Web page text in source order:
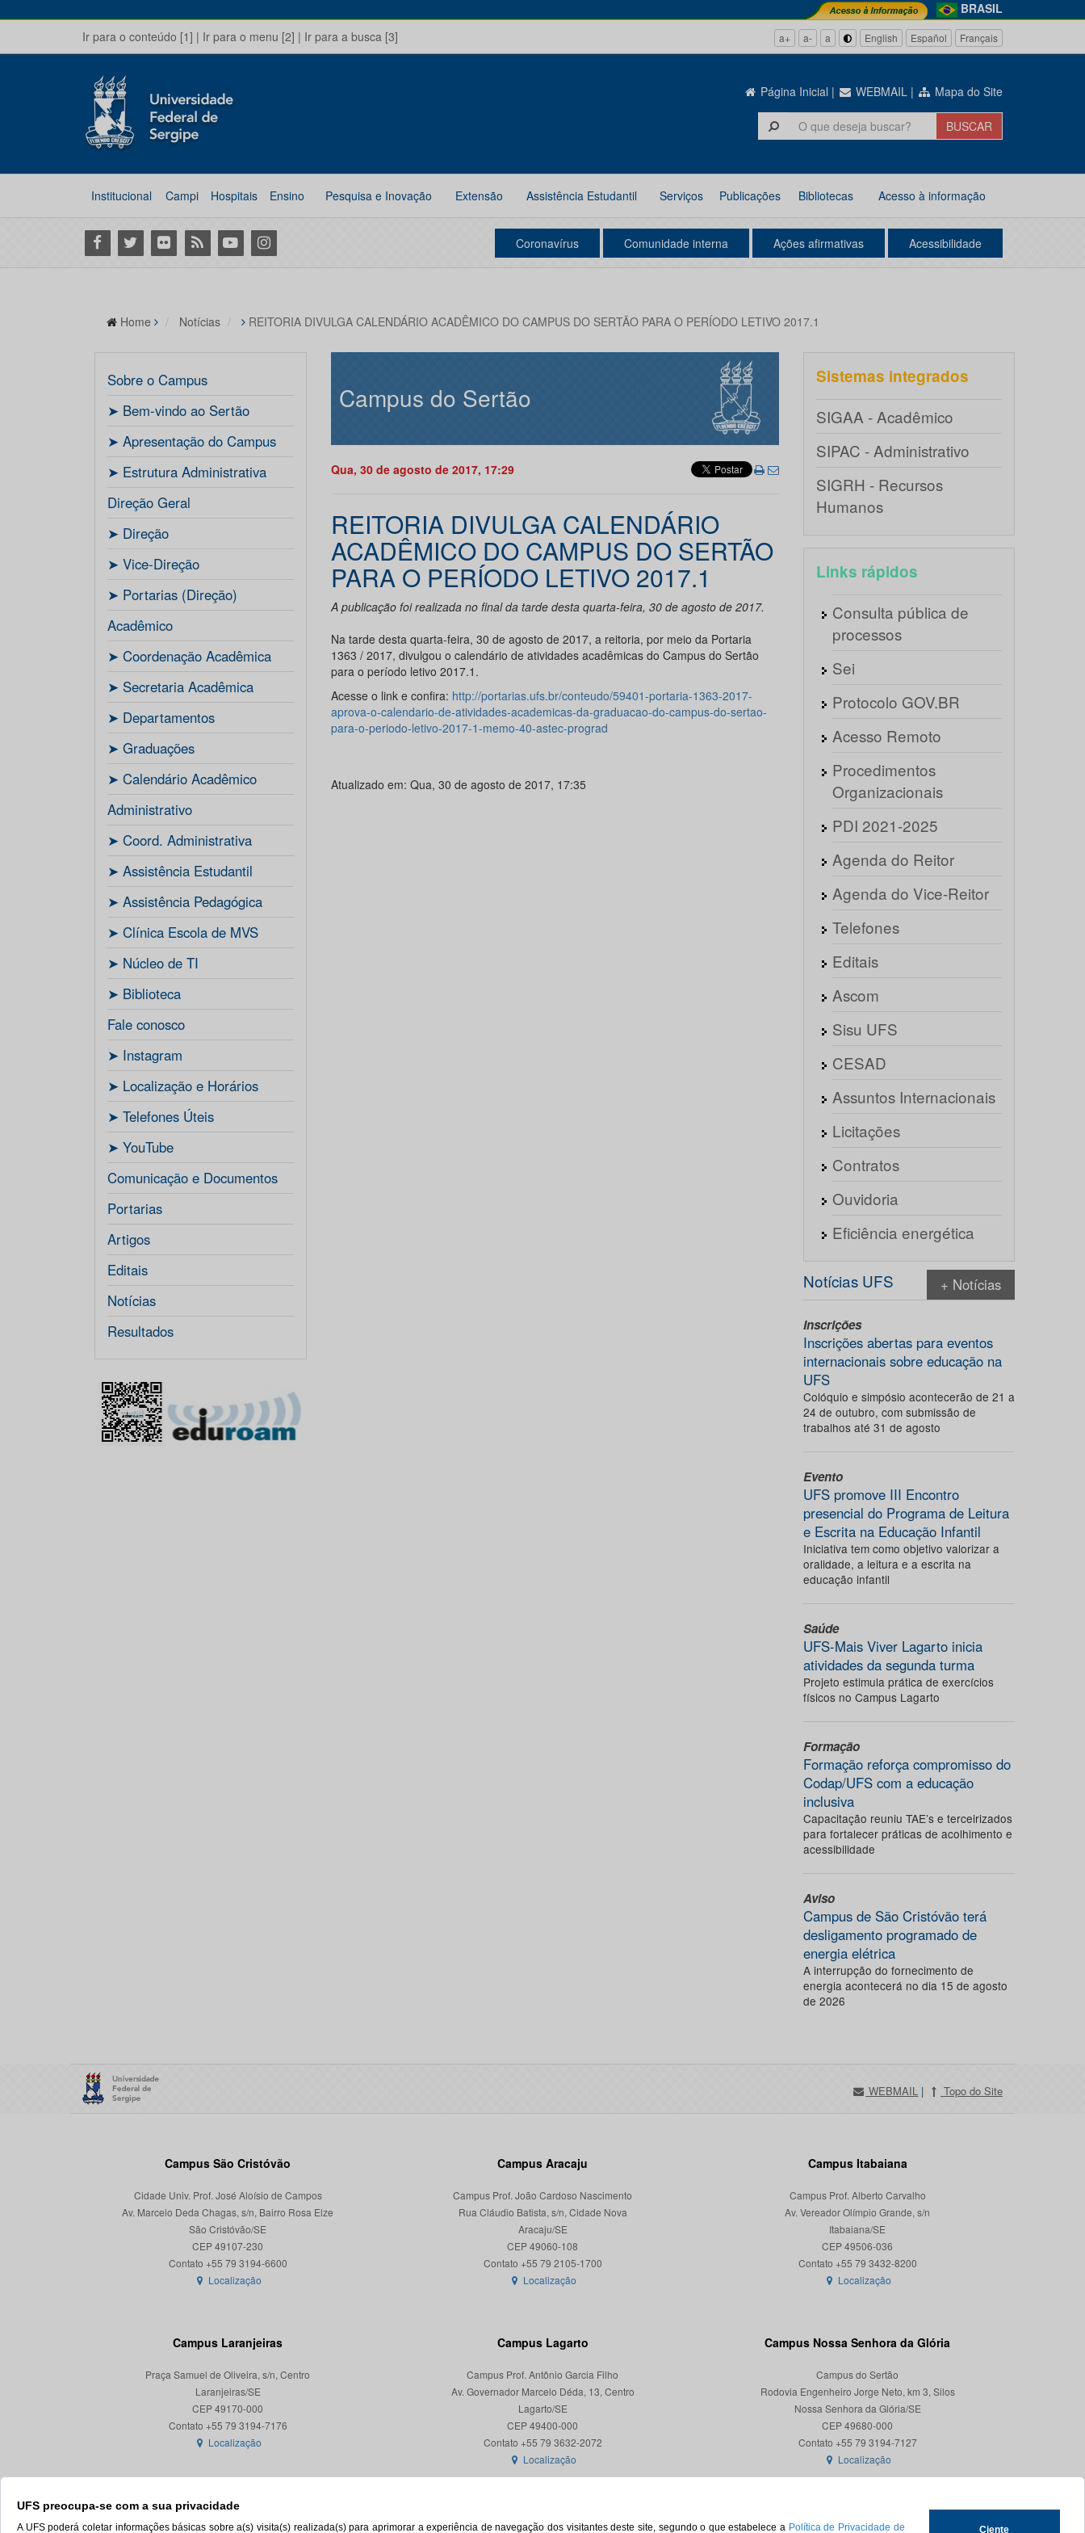
BRASIL
Ir para o conteúdo [1] | Ir para o menu [2] | Ir para a busca [3] a+ a- a English Español Français
Página Inicial | WEBMAIL | Mapa do Site
Institucional Campi Hospitais Ensino Pesquisa e Inovação Extensão Assistência Estudantil Serviços Publicações Bibliotecas Acesso à informação
Facebook
Twitter Flickr RSS YoutubeInstagram Coronavírus Comunidade interna Ações afirmativas Acessibilidade
UFS preocupa-se com a sua privacidade
A UFS poderá coletar informações básicas sobre a(s) visita(s) realizada(s) para aprimorar a experiência de navegação dos visitantes deste site, segundo o que estabelece a Política de Privacidade de Ciente
Home Notícias REITORIA DIVULGA CALENDÁRIO ACADÊMICO DO CAMPUS DO SERTÃO PARA O PERÍODO LETIVO 2017.1
Sobre o Campus
ㅤ➤ Bem-vindo ao Sertão
ㅤ➤ Apresentação do Campus
ㅤ➤ Estrutura Administrativa
Direção Geral
ㅤ➤ Direção
ㅤ➤ Vice-Direção
ㅤ➤ Portarias (Direção)
Acadêmico
ㅤ➤ Coordenação Acadêmica
ㅤㅤ➤ Secretaria Acadêmica
ㅤ➤ Departamentos
ㅤ➤ Graduações
ㅤ➤ Calendário Acadêmico
Administrativo
ㅤ➤ Coord. Administrativa
ㅤ➤ Assistência Estudantil
ㅤ➤ Assistência Pedagógica
ㅤ➤ Clínica Escola de MVS
ㅤ➤ Núcleo de TI
ㅤ➤ Biblioteca
Fale conosco
ㅤ➤ Instagram
ㅤ➤ Localização e Horários
ㅤ➤ Telefones Úteis
ㅤ➤ YouTube
Comunicação e Documentos
Portarias
Artigos
Editais
Notícias
Resultados
Campus do Sertão
Qua, 30 de agosto de 2017, 17:29
REITORIA DIVULGA CALENDÁRIO
ACADÊMICO DO CAMPUS DO SERTÃO
PARA O PERÍODO LETIVO 2017.1
A publicação foi realizada no final da tarde desta quarta-feira, 30 de agosto de 2017.
Na tarde desta quarta-feira, 30 de agosto de 2017, a reitoria, por meio da Portaria
1363 / 2017, divulgou o calendário de atividades acadêmicas do Campus do Sertão
para o período letivo 2017.1.
Acesse o link e confira: http://portarias.ufs.br/conteudo/59401-portaria-1363-2017-
aprova-o-calendario-de-atividades-academicas-da-graduacao-do-campus-do-sertao-
para-o-periodo-letivo-2017-1-memo-40-astec-prograd
Atualizado em: Qua, 30 de agosto de 2017, 17:35
Sistemas integrados
SIGAA - Acadêmico
SIPAC - Administrativo
SIGRH - Recursos
Humanos
Links rápidos
Consulta pública de
processos
Sei
Protocolo GOV.BR
Acesso Remoto
Procedimentos
Organizacionais
PDI 2021-2025
Agenda do Reitor
Agenda do Vice-Reitor
Telefones
Editais
Ascom
Sisu UFS
CESAD
Assuntos Internacionais
Licitações
Contratos
Ouvidoria
Eficiência energética
Notícias UFS + Notícias
Inscrições
Inscrições abertas para eventos
internacionais sobre educação na
UFS
Colóquio e simpósio acontecerão de 21 a
24 de outubro, com submissão de
trabalhos até 31 de agosto
Evento
UFS promove III Encontro
presencial do Programa de Leitura
e Escrita na Educação Infantil
Iniciativa tem como objetivo valorizar a
oralidade, a leitura e a escrita na
educação infantil
Saúde
UFS-Mais Viver Lagarto inicia
atividades da segunda turma
Projeto estimula prática de exercícios
físicos no Campus Lagarto
Formação
Formação reforça compromisso do
Codap/UFS com a educação
inclusiva
Capacitação reuniu TAE’s e terceirizados
para fortalecer práticas de acolhimento e
acessibilidade
Aviso
Campus de São Cristóvão terá
desligamento programado de
energia elétrica
A interrupção do fornecimento de
energia acontecerá no dia 15 de agosto
de 2026
WEBMAIL | Topo do Site
Campus São Cristóvão
Cidade Univ. Prof. José Aloísio de Campos
Av. Marcelo Deda Chagas, s/n, Bairro Rosa Elze
São Cristóvão/SE
CEP 49107-230
Localização
Campus Aracaju
Campus Prof. João Cardoso Nascimento
Rua Cláudio Batista, s/n, Cidade Nova
Aracaju/SE
CEP 49060-108
Localização
Campus Itabaiana
Campus Prof. Alberto Carvalho
Av. Vereador Olímpio Grande, s/n
Itabaiana/SE
CEP 49506-036
Localização
Campus Laranjeiras
Praça Samuel de Oliveira, s/n, Centro
Laranjeiras/SE
CEP 49170-000
Localização
Campus Lagarto
Campus Prof. Antônio Garcia Filho
Av. Governador Marcelo Déda, 13, Centro
Lagarto/SE
CEP 49400-000
Localização
Campus Nossa Senhora da Glória
Campus do Sertão
Rodovia Engenheiro Jorge Neto, km 3, Silos
Nossa Senhora da Glória/SE
CEP 49680-000
Contato +55 79 3194-7127
Localização